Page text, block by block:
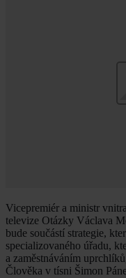
Vicepremiér a ministr
televize Otázky Václava
bude součástí strategie,
specializovaného úřadu,
a zaměstnáváním
Člověka v tísni Šimon